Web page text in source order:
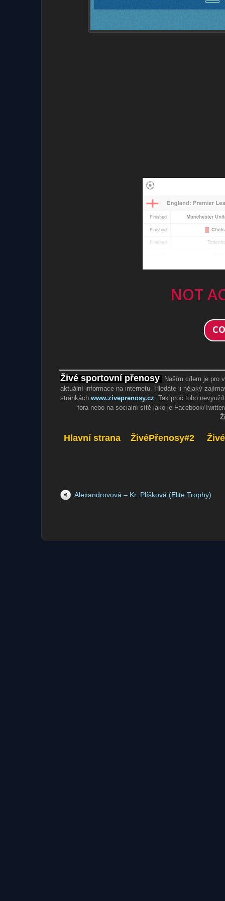
NOT
Živé sportovní přenosy Naším cílem je pro
aktuální informace na internetu. Hledáte-li nějaký
stránkách www.ziveprenosy.cz. Tak proč toho
fóra nebo na socialní sítě jako je Facebook/
Hlavní strana ŽivéPřenosy#2
Alexandrovová – Kr. Plíšková (Elite Trophy)